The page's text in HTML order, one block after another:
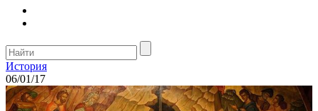
История
06/01/17